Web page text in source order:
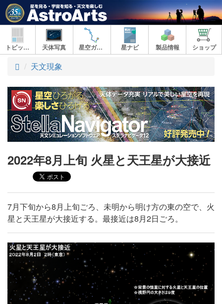
トピックス 天体写真 星空ガイド 星ナビ 製品情報 ショップ
ト
プ
天文現象
2022年8月上旬 火星と天王星が大接近
7月下旬から8月上旬ごろ、未明から明け方の東の空で、火
星と天王星が大接近する。最接近は8月2日ごろ。